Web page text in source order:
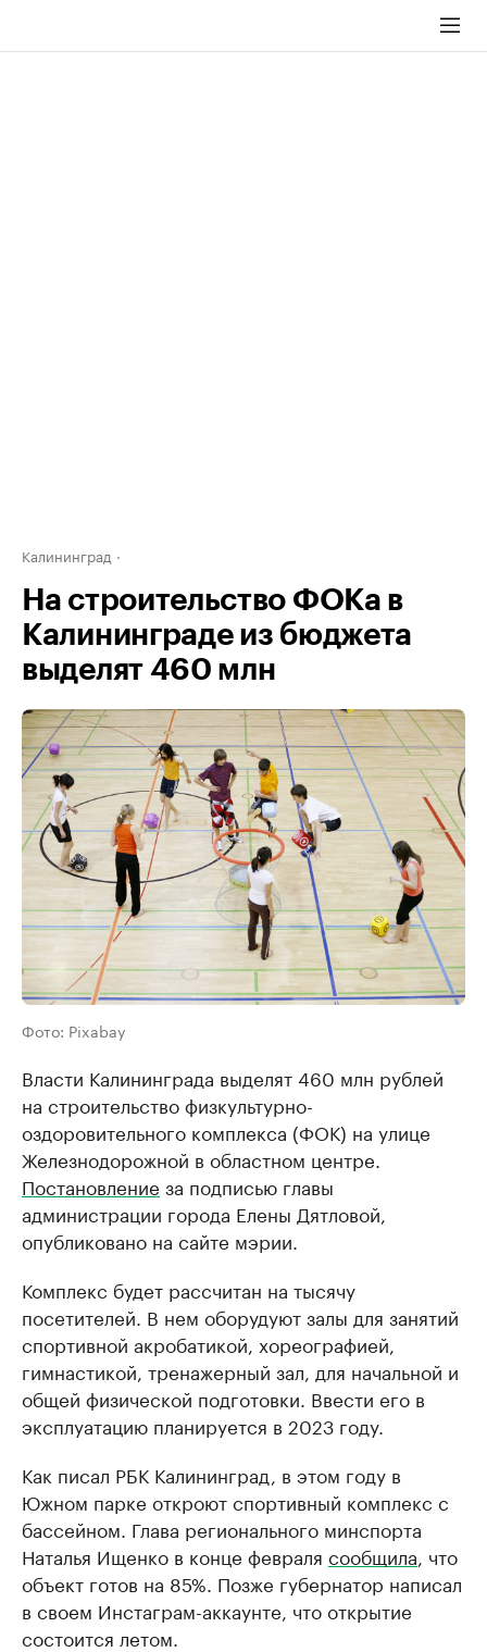
Калининград
На строительство ФОКа в
Калининграде из бюджета
выделят 460 млн
Фото: Pixabay
Власти Калининграда выделят 460 млн рублей
на строительство физкультурно-
оздоровительного комплекса (ФОК) на улице
Железнодорожной в областном центре.
Постановление за подписью главы
администрации города Елены Дятловой,
опубликовано на сайте мэрии.
Комплекс будет рассчитан на тысячу
посетителей. В нем оборудуют залы для занятий
спортивной акробатикой, хореографией,
гимнастикой, тренажерный зал, для начальной и
общей физической подготовки. Ввести его в
эксплуатацию планируется в 2023 году.
Как писал РБК Калининград, в этом году в
Южном парке откроют спортивный комплекс с
бассейном. Глава регионального минспорта
Наталья Ищенко в конце февраля сообщила , что
объект готов на 85%. Позже губернатор написал
в своем Инстаграм-аккаунте, что открытие
состоится летом.